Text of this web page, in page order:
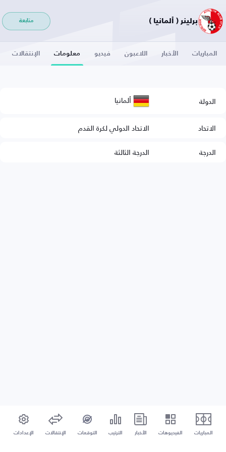
برلينر ( ألمانيا ) متابعة
المباريات الأخبار اللاعبون فيديو معلومات الإنتقالات
الدولة ألمانيا
الاتحاد
الاتحاد الدولي لكرة القدم
الدرجة
الدرجة الثالثة
المباريات الفيديوهات الأخبار الترتيب التوقعات الإنتقالات الإعدادات